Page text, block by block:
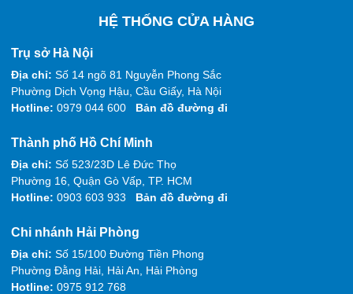
HỆ THỐNG CỬA HÀNG
Trụ sở Hà Nội
Địa chỉ: Số 14 ngõ 81 Nguyễn Phong Sắc
Phường Dịch Vọng Hậu, Cầu Giấy, Hà Nội
Hotline: 0979 044 600 Bản đồ đường đi
Thành phố Hồ Chí Minh
Địa chỉ: Số 523/23D Lê Đức Thọ
Phường 16, Quận Gò Vấp, TP. HCM
Hotline: 0903 603 933 Bản đồ đường đi
Chi nhánh Hải Phòng
Địa chỉ: Số 15/100 Đường Tiền Phong
Phường Đằng Hải, Hải An, Hải Phòng
Hotline: 0975 912 768